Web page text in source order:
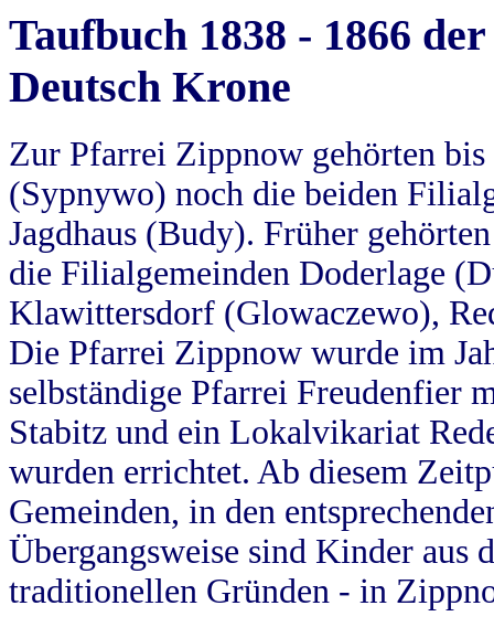
Taufbuch 1838 - 1866
Deutsch Krone
Zur Pfarrei Zippnow gehörten
(Sypnywo) noch die beiden
Jagdhaus (Budy). Früher
die Filialgemeinden Doderlage
Klawittersdorf (Glowaczewo),
Die Pfarrei Zippnow wurde im
selbständige Pfarrei Freudenfier
Stabitz und ein Lokalvikariat
wurden errichtet. Ab diesem
Gemeinden, in den
Übergangsweise sind Kinder aus
traditionellen Gründen - in